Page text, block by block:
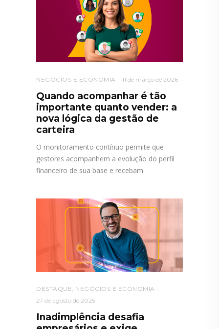
NEGÓCIOS E ECONOMIA 11 de março de 2026
Quando acompanhar é tão
importante quanto vender: a
nova lógica da gestão de
carteira
O monitoramento contínuo permite que
gestores acompanhem a evolução do perfil
financeiro de sua base e recebam
DESTAQUE NEGÓCIOS E ECONOMIA
27 de agosto de 2025
Inadimplência desafia